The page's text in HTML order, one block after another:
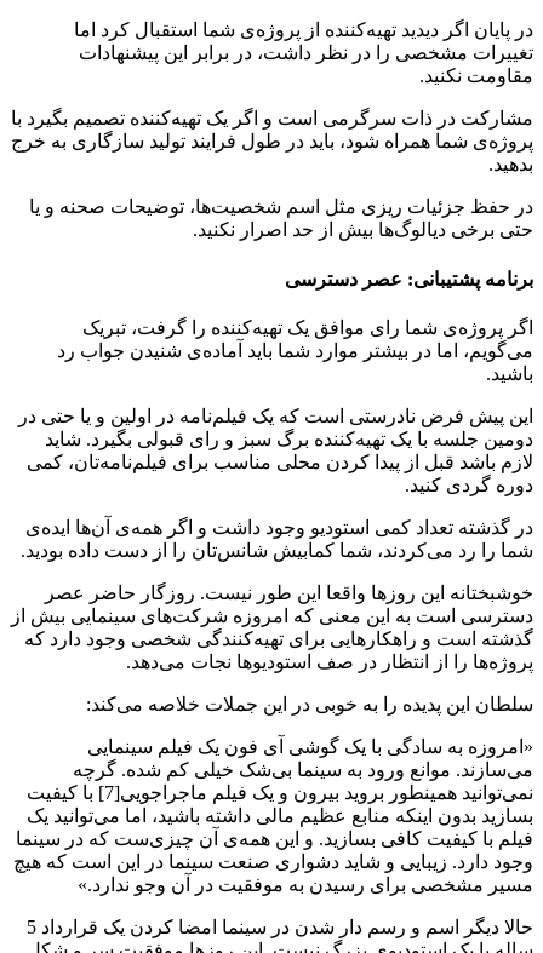
در پایان اگر دیدید تهیه‌کننده از پروژه‌ی شما استقبال کرد اما
تغییرات مشخصی را در نظر داشت، در برابر این پیشنهادات
مقاومت نکنید.
مشارکت در ذات سرگرمی است و اگر یک تهیه‌کننده تصمیم بگیرد با
پروژه‌ی شما همراه شود، باید در طول فرایند تولید سازگاری به خرج
بدهید.
در حفظ جزئیات ریزی مثل اسم شخصیت‌ها، توضیحات صحنه و یا
حتی برخی دیالوگ‌ها بیش از حد اصرار نکنید.
برنامه پشتیبانی: عصر دسترسی
اگر پروژه‌ی شما رای موافق یک تهیه‌کننده را گرفت، تبریک
می‌گویم، اما در بیشتر موارد شما باید آماده‌ی شنیدن جواب رد
باشید.
این پیش فرض نادرستی است که یک فیلم‌نامه در اولین و یا حتی در
دومین جلسه با یک تهیه‌کننده برگ سبز و رای قبولی بگیرد. شاید
لازم باشد قبل از پیدا کردن محلی مناسب برای فیلم‌نامه‌تان، کمی
دوره گردی کنید.
در گذشته تعداد کمی استودیو وجود داشت و اگر همه‌ی آن‌ها ایده‌ی
شما را رد می‌کردند، شما کمابیش شانس‌تان را از دست داده بودید.
خوشبختانه این روزها واقعا این طور نیست. روزگار حاضر عصر
دسترسی است به این معنی که امروزه شرکت‌های سینمایی بیش از
گذشته است و راهکارهایی برای تهیه‌کنندگی شخصی وجود دارد که
پروژه‌ها را از انتظار در صف استودیوها نجات می‌دهد.
سلطان این پدیده را به خوبی در این جملات خلاصه می‌کند:
«امروزه به سادگی با یک گوشی آی فون یک فیلم سینمایی
می‌سازند. موانع ورود به سینما بی‌شک خیلی کم شده. گرچه
نمی‌توانید همینطور بروید بیرون و یک فیلم ماجراجویی[7] با کیفیت
بسازید بدون اینکه منابع عظیم مالی داشته باشید، اما می‌توانید یک
فیلم با کیفیت کافی بسازید. و این همه‌ی آن چیزی‌ست که در سینما
وجود دارد. زیبایی و شاید دشواری صنعت سینما در این است که هیچ
مسیر مشخصی برای رسیدن به موفقیت در آن وجو ندارد.»
حالا دیگر اسم و رسم دار شدن در سینما امضا کردن یک قرارداد 5